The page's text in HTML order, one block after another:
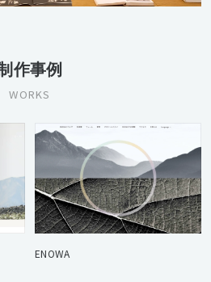
作事例
WORKS
ENOWA